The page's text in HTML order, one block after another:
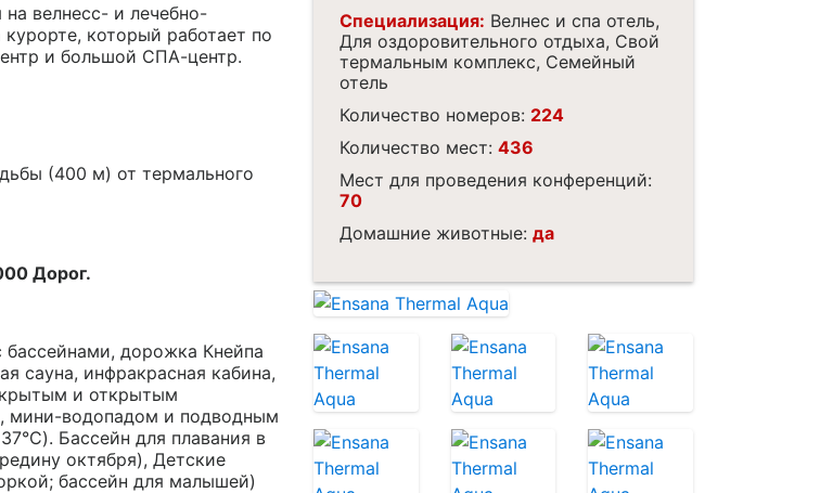
велнесс- и лечебно-
который работает по
и большой СПА-центр.
(400 м) от термального
Дорог.
бассейнами, дорожка Кнейпа
сауна, инфракрасная кабина,
и открытым
мини-водопадом и подводным
Бассейн для плавания в
октября), Детские
бассейн для малышей)
Специализация: Велнес и спа отель,
Для оздоровительного отдыха, Свой
термальным комплекс, Семейный
отель
Количество номеров: 224
Количество мест: 436
Мест для проведения конференций:
70
Домашние животные: да